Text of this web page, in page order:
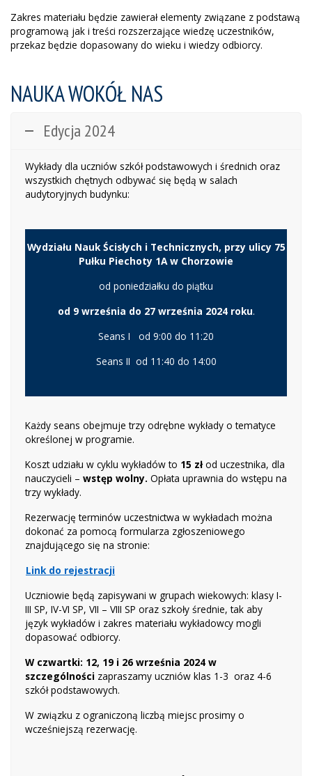
Zakres materiału będzie zawierał elementy związane z podstawą
programową jak i treści rozszerzające wiedzę uczestników,
przekaz będzie dopasowany do wieku i wiedzy odbiorcy.
NAUKA WOKÓŁ NAS
Edycja 2024
Wykłady dla uczniów szkół podstawowych i średnich oraz
wszystkich chętnych odbywać się będą w salach
audytoryjnych budynku:
Wydziału Nauk Ścisłych i Technicznych, przy ulicy 75
Pułku Piechoty 1A w Chorzowie
od poniedziałku do piątku
od 9 września do 27 września 2024 roku.
Seans I od 9:00 do 11:20
Seans II od 11:40 do 14:00
Każdy seans obejmuje trzy odrębne wykłady o tematyce
określonej w programie.
Koszt udziału w cyklu wykładów to 15 złod uczestnika, dla
nauczycieli – wstęp wolny. Opłata uprawnia do wstępu na
trzy wykłady.
Rezerwację terminów uczestnictwa w wykładach można
dokonać za pomocą formularza zgłoszeniowego
znajdującego się na stronie:
Link do rejestracji
Uczniowie będą zapisywani w grupach wiekowych: klasy I-
III SP, IV-VI SP, VII – VIII SP oraz szkoły średnie, tak aby
język wykładów i zakres materiału wykładowcy mogli
dopasować odbiorcy.
W czwartki: 12, 19 i 26 września 2024 w
szczególności zapraszamy uczniów klas 1-3 oraz 4-6
szkół podstawowych.
W związku z ograniczoną liczbą miejsc prosimy o
wcześniejszą rezerwację.